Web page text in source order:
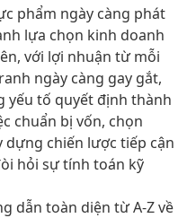
phẩm ngày càng phát
lựa chọn kinh doanh
với lợi nhuận từ mỗi
ngày càng gay gắt,
yếu tố quyết định thành
chuẩn bị vốn, chọn
chiến lược tiếp cận
hỏi sự tính toán kỹ
dẫn toàn diện từ A-Z về